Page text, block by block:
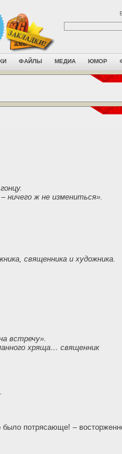
ФАЙЛЫ МЕДИА ЮМОР
ничего ж не измениться».
священника и художника.
встречу».
хряща… священник
было потрясающе! –